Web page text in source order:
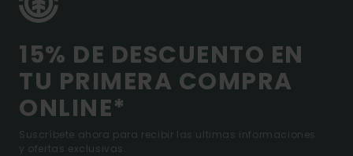
15% DE DESCUENTO EN
TU PRIMERA COMPRA
ONLINE*
Suscríbete ahora para recibir las ultimas informaciones
y ofertas exclusivas.